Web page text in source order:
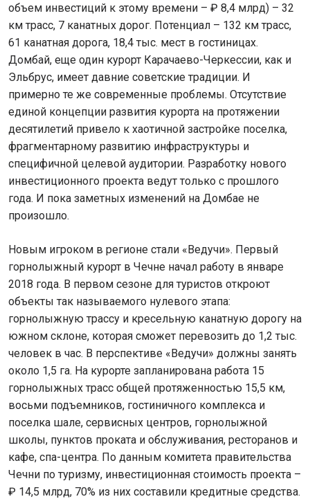
объем инвестиций к этому времени – ₽ 8,4 млрд) – 32
км трасс, 7 канатных дорог. Потенциал – 132 км трасс,
61 канатная дорога, 18,4 тыс. мест в гостиницах.
Домбай, еще один курорт Карачаево-Черкессии, как и
Эльбрус, имеет давние советские традиции. И
примерно те же современные проблемы. Отсутствие
единой концепции развития курорта на протяжении
десятилетий привело к хаотичной застройке поселка,
фрагментарному развитию инфраструктуры и
специфичной целевой аудитории. Разработку нового
инвестиционного проекта ведут только с прошлого
года. И пока заметных изменений на Домбае не
произошло.
Новым игроком в регионе стали «Ведучи». Первый
горнолыжный курорт в Чечне начал работу в январе
2018 года. В первом сезоне для туристов откроют
объекты так называемого нулевого этапа:
горнолыжную трассу и кресельную канатную дорогу на
южном склоне, которая сможет перевозить до 1,2 тыс.
человек в час. В перспективе «Ведучи» должны занять
около 1,5 га. На курорте запланирована работа 15
горнолыжных трасс общей протяженностью 15,5 км,
восьми подъемников, гостиничного комплекса и
поселка шале, сервисных центров, горнолыжной
школы, пунктов проката и обслуживания, ресторанов и
кафе, спа-центра. По данным комитета правительства
Чечни по туризму, инвестиционная стоимость проекта –
₽ 14,5 млрд, 70% из них составили кредитные средства.